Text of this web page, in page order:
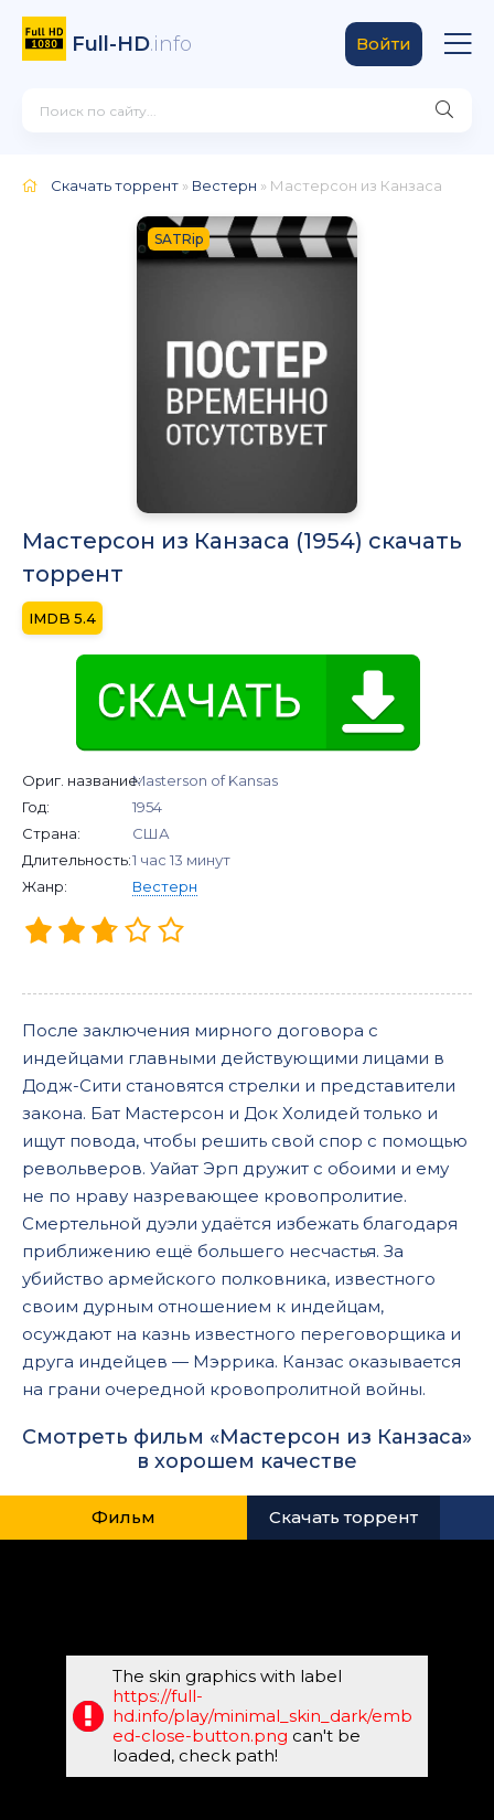
Full-HD.info Войти
Скачать торрент » Вестерн » Мастерсон из Канзаса
SATRip
Мастерсон из Канзаса (1954) скачать
торрент
5.4
Ориг. название:Masterson of Kansas
Год:
1954
Страна:
США
Длительность:1 час 13 минут
Жанр:
Вестерн
После заключения мирного договора с
индейцами главными действующими лицами в
Додж-Сити становятся стрелки и представители
закона. Бат Мастерсон и Док Холидей только и
ищут повода, чтобы решить свой спор с помощью
револьверов. Уайат Эрп дружит с обоими и ему
не по нраву назревающее кровопролитие.
Смертельной дуэли удаётся избежать благодаря
приближению ещё большего несчастья. За
убийство армейского полковника, известного
своим дурным отношением к индейцам,
осуждают на казнь известного переговорщика и
друга индейцев — Мэррика. Канзас оказывается
на грани очередной кровопролитной войны.
Смотреть фильм «Мастерсон из Канзаса»
в хорошем качестве
Фильм Скачать торрент
The skin graphics with label
https://full-
hd.info/play/minimal_skin_dark/emb
ed-close-button.png can't be
loaded, check path!